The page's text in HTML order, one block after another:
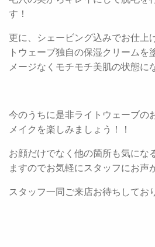
す！
更に、シェービング込みでお仕上
トウェーブ独自の保湿クリーム
メージなくモチモチ美肌の状態に
今のうちに是非ライトウェーブの
メイクを楽しみましょう！！
お顔だけでなく他の箇所も気にな
ますのでお気軽にスタッフにお声
スタッフ一同ご来店お待ちしてお